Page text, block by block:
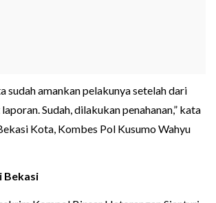
sudah amankan pelakunya setelah dari
Sudah, dilakukan penahanan,” kata
Kota, Kombes Pol Kusumo Wahyu
Bekasi